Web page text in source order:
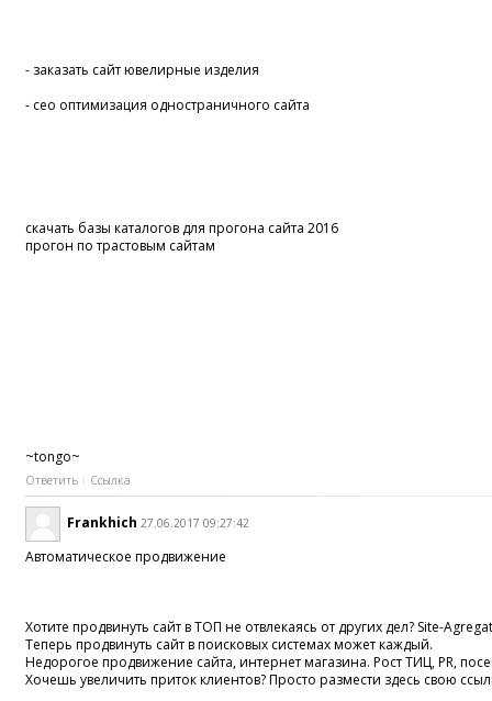
- заказать сайт ювелирные изделия
- сео оптимизация одностраничного сайта
скачать базы каталогов для прогона сайта 2016
прогон по трастовым сайтам
~tongo~
Ответить Ссылка
Frankhich 27.06.2017 09:27:42
Автоматическое продвижение
Хотите продвинуть сайт в ТОП не отвлекаясь от других дел? Site-
Теперь продвинуть сайт в поисковых системах может каждый.
Недорогое продвижение сайта, интернет магазина. Рост ТИЦ, PR,
Хочешь увеличить приток клиентов? Просто размести здесь свою